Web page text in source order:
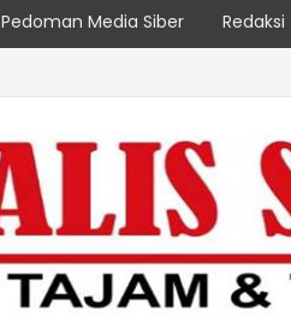
Pedoman Media Siber Redaksi